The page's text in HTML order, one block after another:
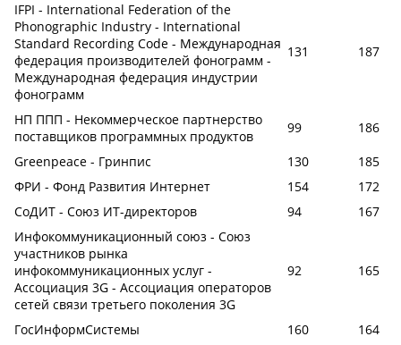
IFPI - International Federation of the
Phonographic Industry - International
Standard Recording Code - Международная
федерация производителей фонограмм -
Международная федерация индустрии
фонограмм
131 187
НП ППП - Некоммерческое партнерство
поставщиков программных продуктов
99
186
Greenpeace - Гринпис
130
185
ФРИ - Фонд Развития Интернет
154
172
СоДИТ - Союз ИТ-директоров
94
167
Инфокоммуникационный союз - Союз
участников рынка
инфокоммуникационных услуг -
Ассоциация 3G - Ассоциация операторов
сетей связи третьего поколения 3G
92 165
ГосИнформСистемы 160
164